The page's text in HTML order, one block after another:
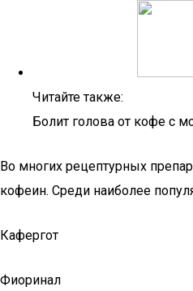
Читайте также:
Болит голова от кофе с
Во многих рецептурных
кофеин. Среди наиболее
Кафергот
Фиоринал